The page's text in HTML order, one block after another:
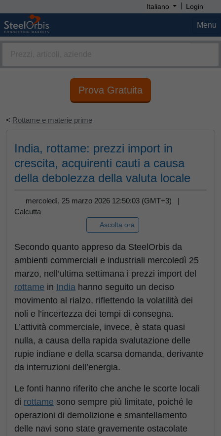
Italiano | Login
Menu
Prova Gratuita
< Rottame e materie prime
India, rottame: prezzi import in
crescita, acquirenti cauti a causa
della debolezza della valuta locale
mercoledì, 25 marzo 2026 12:50:03 (GMT+3) |
Calcutta
Ascolta ora
Secondo quanto appreso da SteelOrbis da
ambienti commerciali e industriali mercoledì 25
marzo, nell’ultima settimana i prezzi import del
rottame in India hanno seguito un deciso
movimento al rialzo, riflettendo la volatilità dei
noli e l’incertezza dei tempi di consegna.
L’attività commerciale, invece, è stata quasi
nulla, a causa della rapida svalutazione delle
rupie indiane e della scarsa domanda, derivante
da interruzioni dell’energia.
Le fonti hanno riferito che anche le scorte locali
di rottame sono sempre più limitate, poiché le
operazioni di demolizione e smantellamento
delle navi sono state gravemente ostacolate